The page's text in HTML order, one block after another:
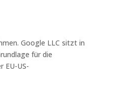
Google LLC sitzt in
für die
EU-US-